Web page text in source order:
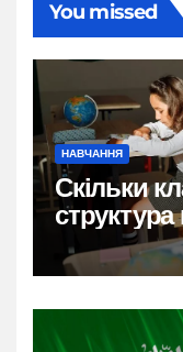
You missed
НАВЧАННЯ
Скільки